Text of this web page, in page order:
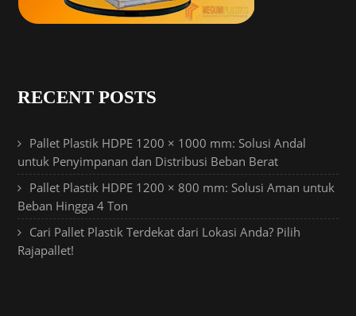
RECENT POSTS
Pallet Plastik HDPE 1200 × 1000 mm: Solusi Andal
untuk Penyimpanan dan Distribusi Beban Berat
Pallet Plastik HDPE 1200 × 800 mm: Solusi Aman untuk
Beban Hingga 4 Ton
Cari Pallet Plastik Terdekat dari Lokasi Anda? Pilih
Rajapallet!